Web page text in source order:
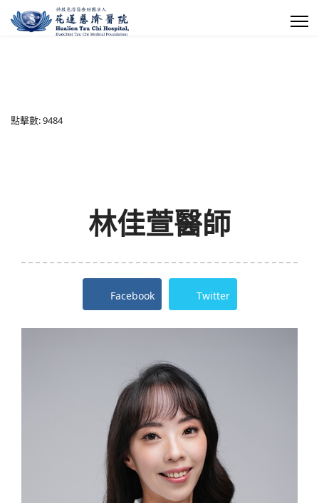
點擊數: 9484
林佳萱醫師
Facebook Twitter